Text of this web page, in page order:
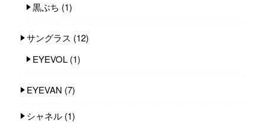
黒ぶち (1)
サングラス (12)
EYEVOL (1)
EYEVAN (7)
シャネル (1)